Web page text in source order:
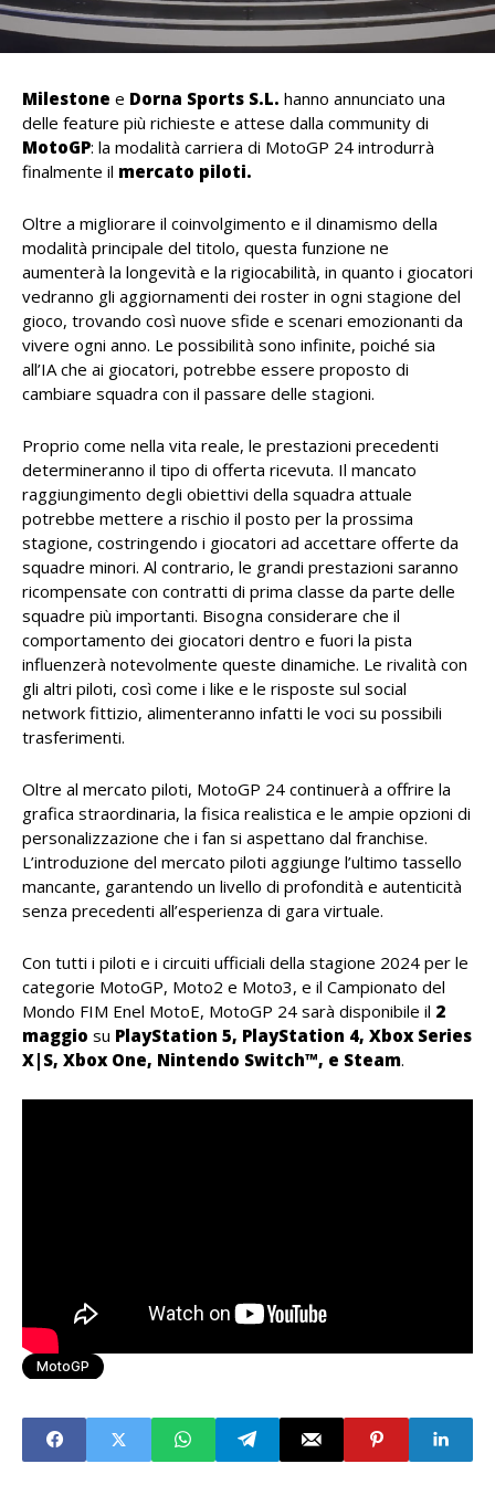
Milestone e Dorna Sports S.L. hanno annunciato una
delle feature più richieste e attese dalla community di
MotoGP: la modalità carriera di MotoGP 24 introdurrà
finalmente il mercato piloti.
Oltre a migliorare il coinvolgimento e il dinamismo della
modalità principale del titolo, questa funzione ne
aumenterà la longevità e la rigiocabilità, in quanto i giocatori
vedranno gli aggiornamenti dei roster in ogni stagione del
gioco, trovando così nuove sfide e scenari emozionanti da
vivere ogni anno. Le possibilità sono infinite, poiché sia
all’IA che ai giocatori, potrebbe essere proposto di
cambiare squadra con il passare delle stagioni.
Proprio come nella vita reale, le prestazioni precedenti
determineranno il tipo di offerta ricevuta. Il mancato
raggiungimento degli obiettivi della squadra attuale
potrebbe mettere a rischio il posto per la prossima
stagione, costringendo i giocatori ad accettare offerte da
squadre minori. Al contrario, le grandi prestazioni saranno
ricompensate con contratti di prima classe da parte delle
squadre più importanti. Bisogna considerare che il
comportamento dei giocatori dentro e fuori la pista
influenzerà notevolmente queste dinamiche. Le rivalità con
gli altri piloti, così come i like e le risposte sul social
network fittizio, alimenteranno infatti le voci su possibili
trasferimenti.
Oltre al mercato piloti, MotoGP 24 continuerà a offrire la
grafica straordinaria, la fisica realistica e le ampie opzioni di
personalizzazione che i fan si aspettano dal franchise.
L’introduzione del mercato piloti aggiunge l’ultimo tassello
mancante, garantendo un livello di profondità e autenticità
senza precedenti all’esperienza di gara virtuale.
Con tutti i piloti e i circuiti ufficiali della stagione 2024 per le
categorie MotoGP, Moto2 e Moto3, e il Campionato del
Mondo FIM Enel MotoE, MotoGP 24 sarà disponibile il 2
maggio su PlayStation 5, PlayStation 4, Xbox Series
X|S, Xbox One, Nintendo Switch™, e Steam.
MotoGP